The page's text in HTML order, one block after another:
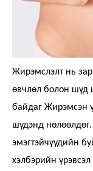
Жирэмслэлт нь
өвчлөл болон шүд
байдаг Жирэмсэн
шүдэнд
эмэгтэйчүүдийн
хэлбэрийн